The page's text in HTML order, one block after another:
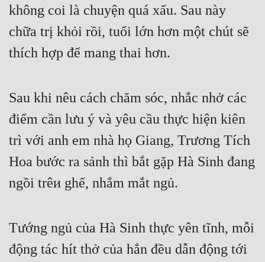
không coi là chuyện quá xấu. Sau này
chữa trị khỏi rồi, tuổi lớn hơn một chút sẽ
thích hợp để mang thai hơn.
Sau khi nêu cách chăm sóc, nhắc nhở các
điểm cần lưu ý và yêu cầu thực hiện kiên
trì với anh em nhà họ Giang, Trương Tích
Hoa bước ra sảnh thì bắt gặp Hà Sinh đang
ngồi trêи ghế, nhắm mắt ngủ.
Tướng ngủ của Hà Sinh thực yên tĩnh, mỗi
động tác hít thở của hắn đều dẫn động tới